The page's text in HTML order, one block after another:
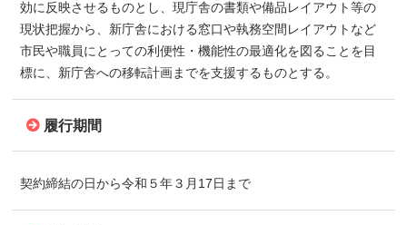
効に反映させるものとし、現庁舎の書類や備品レイアウト等の
現状把握から、新庁舎における窓口や執務空間レイアウトなど
市民や職員にとっての利便性・機能性の最適化を図ることを目
標に、新庁舎への移転計画までを支援するものとする。
履行期間
契約締結の日から令和５年３月17日まで